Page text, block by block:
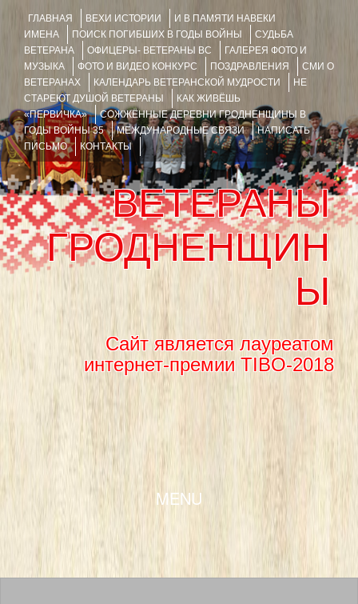
ГЛАВНАЯ ВЕХИ ИСТОРИИ
И В ПАМЯТИ НАВЕКИ
ИМЕНА
ПОИСК ПОГИБШИХ В ГОДЫ ВОЙНЫ
СУДЬБА
ВЕТЕРАНА
ОФИЦЕРЫ- ВЕТЕРАНЫ ВС
ГАЛЕРЕЯ ФОТО И
МУЗЫКА
ФОТО И ВИДЕО КОНКУРС ПОЗДРАВЛЕНИЯ
СМИ О
ВЕТЕРАНАХ
КАЛЕНДАРЬ ВЕТЕРАНСКОЙ МУДРОСТИ
НЕ
СТАРЕЮТ ДУШОЙ ВЕТЕРАНЫ
КАК ЖИВЁШЬ
«ПЕРВИЧКА»
СОЖЖЁННЫЕ ДЕРЕВНИ ГРОДНЕНЩИНЫ В
ГОДЫ ВОЙНЫ 35
МЕЖДУНАРОДНЫЕ СВЯЗИ
НАПИСАТЬ
ПИСЬМО
КОНТАКТЫ
ВЕТЕРАНЫ
ГРОДНЕНЩИН
Ы
Сайт является лауреатом
интернет-премии TIBO-2018
MENU
SKIP TO CONTENT